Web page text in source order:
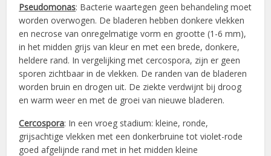
Pseudomonas: Bacterie waartegen geen behandeling moet
worden overwogen. De bladeren hebben donkere vlekken
en necrose van onregelmatige vorm en grootte (1-6 mm),
in het midden grijs van kleur en met een brede, donkere,
heldere rand. In vergelijking met cercospora, zijn er geen
sporen zichtbaar in de vlekken. De randen van de bladeren
worden bruin en drogen uit. De ziekte verdwijnt bij droog
en warm weer en met de groei van nieuwe bladeren.
Cercospora: In een vroeg stadium: kleine, ronde,
grijsachtige vlekken met een donkerbruine tot violet-rode
goed afgelijnde rand met in het midden kleine